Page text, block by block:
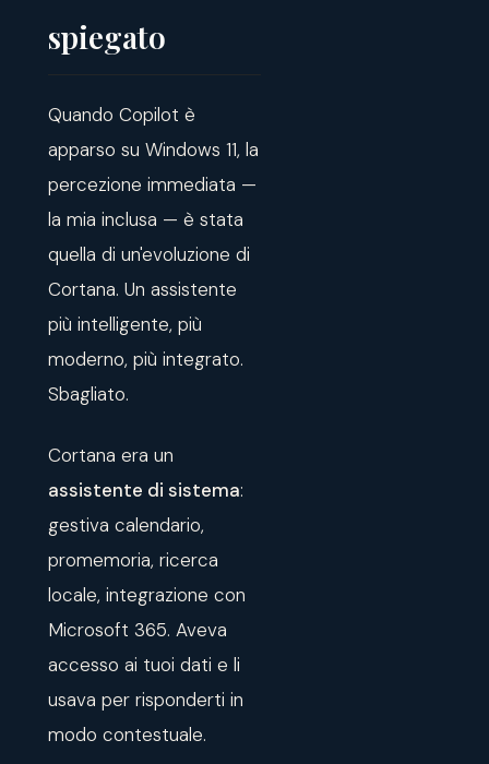
spiegato
Quando Copilot è
apparso su Windows 11, la
percezione immediata —
la mia inclusa — è stata
quella di un'evoluzione di
Cortana. Un assistente
più intelligente, più
moderno, più integrato.
Sbagliato.
Cortana era un
assistente di sistema:
gestiva calendario,
promemoria, ricerca
locale, integrazione con
Microsoft 365. Aveva
accesso ai tuoi dati e li
usava per risponderti in
modo contestuale.